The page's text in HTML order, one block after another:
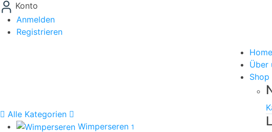
Konto
Anmelden
Registrieren
Alle Kategorien
Wimperseren 1
Home
Über
Shop